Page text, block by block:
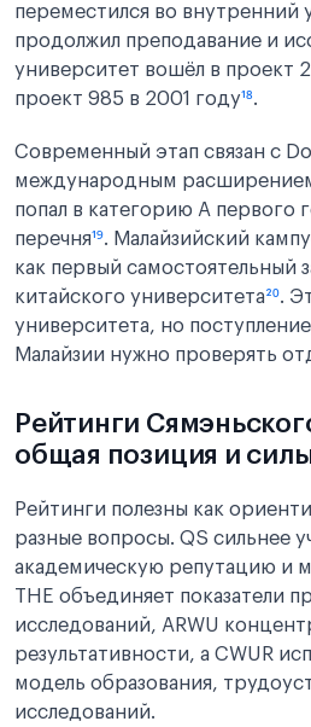
переместился во внутренний
продолжил преподавание и
университет вошёл в проект
проект 985 в 2001 году¹⁸.
Современный этап связан с
международным
попал в категорию A первого
перечня¹⁹. Малайзийский
как первый самостоятельный
китайского университета²⁰.
университета, но
Малайзии нужно проверять
Рейтинги
общая позиция и
Рейтинги полезны как
разные вопросы. QS сильнее
академическую репутацию и
THE объединяет показатели
исследований, ARWU
результативности, а CWUR
модель образования,
исследований.